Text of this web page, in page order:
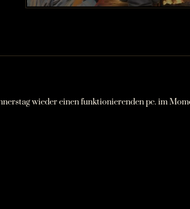
wieder einen funktionierenden pc. im